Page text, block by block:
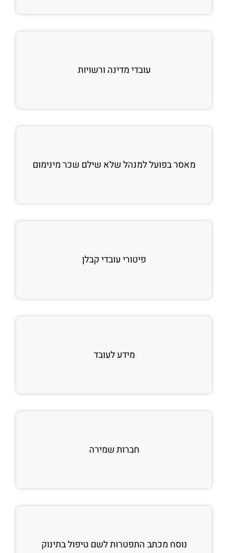
עובדי מדינה ורשויות
מאסר בפועל למנהל שלא שילם שכר מינימום
פיטורי עובדי קבלן
מידע לעובד
חברות שמירה
נוסח מכתב התפטרות לשם טיפול בתינוק